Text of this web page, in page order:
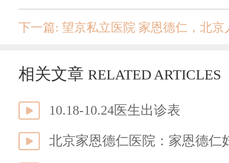
下一篇: 望京私立医院 家恩德仁，北京
相关文章 RELATED ARTICLES
10.18-10.24医生出诊表